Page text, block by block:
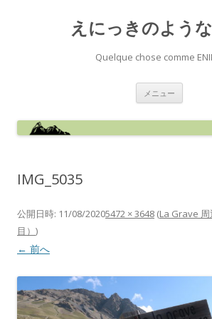
えにっきのよう
Quelque chose comme
メニュー
ン
へ
IMG_5035
公開日時: 11/08/20205472 × 3648 (La Grave
目） )
← 前へ